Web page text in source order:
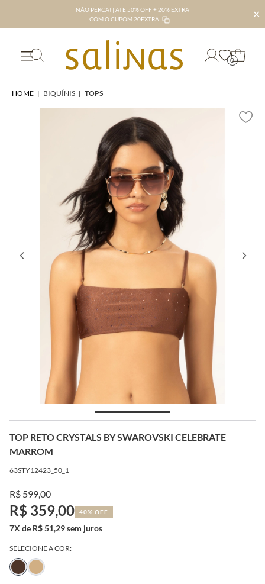
NÃO PERCA! | ATÉ 50% OFF + 20% EXTRA
COM O CUPOM 20EXTRA ✕
0
HOME | BIQUÍNIS | TOPS
TOP RETO CRYSTALS BY SWAROVSKI CELEBRATE
MARROM
63STY12423_50_1
R$ 599,00
R$ 359,00 40% OFF
7X de R$ 51,29 sem juros
SELECIONE A COR: